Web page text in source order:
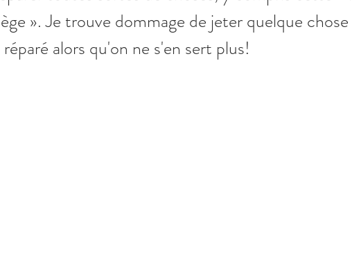
». Je trouve dommage de jeter quelque
alors qu'on ne s'en sert plus!